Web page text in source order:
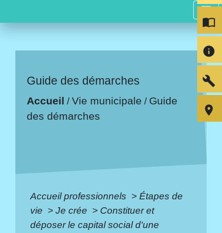
menu
Guide des démarches
Accueil /Vie municipale / Guide
des démarches
Accueil professionnels > Étapes de
vie > Je crée > Constituer et
déposer le capital social d'une
import_contacts
info
build
room